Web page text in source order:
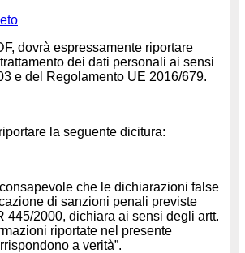
dovrà espressamente riportare
dei dati personali ai sensi
e del Regolamento UE 2016/679.
la seguente dicitura:
che le dichiarazioni false
di sanzioni penali previste
445/2000, dichiara ai sensi degli artt.
riportate nel presente
a verità”.